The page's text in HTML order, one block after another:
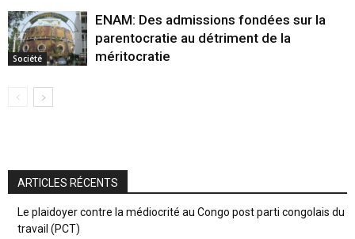
Société
ENAM: Des admissions fondées sur la
parentocratie au détriment de la
méritocratie
ARTICLES RÉCENTS
Le plaidoyer contre la médiocrité au Congo post parti congolais du
travail (PCT)